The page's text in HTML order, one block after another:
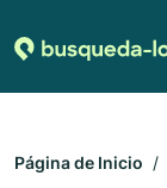
Página de Inicio